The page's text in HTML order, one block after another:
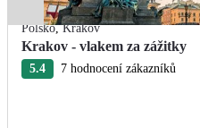
Polsko,Krakov
Krakov - vlakem za zážitky
5.4 7 hodnocení zákazníků